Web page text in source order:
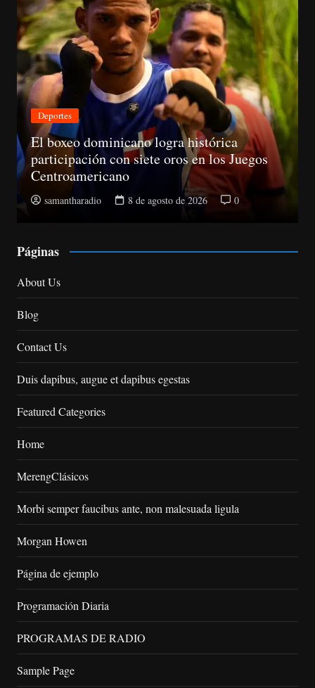
Juegos
0
Nacionales
CNM avanza evaluación de
la Suprema y abre plazo de
samantharadio 8 de agosto de 2026
Páginas
About Us
Blog
Contact Us
Duis dapibus, augue et dapibus egestas
Featured Categories
Home
MerengClásicos
Morbi semper faucibus ante, non malesuada ligula
Morgan Howen
Página de ejemplo
Programación Diaria
PROGRAMAS DE RADIO
Sample Page